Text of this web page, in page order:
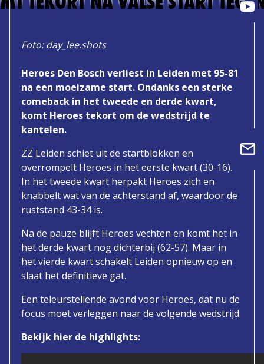
Foto: day_lee.shots
Heroes Den Bosch verliest in Leiden met 95-81
na een moeizame start. Ondanks een sterke
comeback in het tweede en derde kwart,
komt Heroes tekort om de wedstrijd te
kantelen.
ZZ Leiden schiet uit de startblokken en
overrompelt Heroes in het eerste kwart (30-16).
In het tweede kwart herpakt Heroes zich en
knabbelt wat van de achterstand af, waardoor de
ruststand 43-34 is.
Na de pauze blijft Heroes vechten en komt het in
het derde kwart nog dichterbij (62-57). Maar in
het vierde kwart schakelt Leiden opnieuw op en
slaat het definitieve gat.
Een teleurstellende avond voor Heroes, dat nu de
focus moet verleggen naar de volgende wedstrijd.
Bekijk hier de highlights: